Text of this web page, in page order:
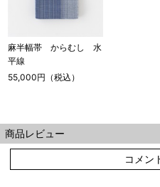
麻半幅帯 からむし 水
平線
55,000円（税込）
商品レビュー
コメン